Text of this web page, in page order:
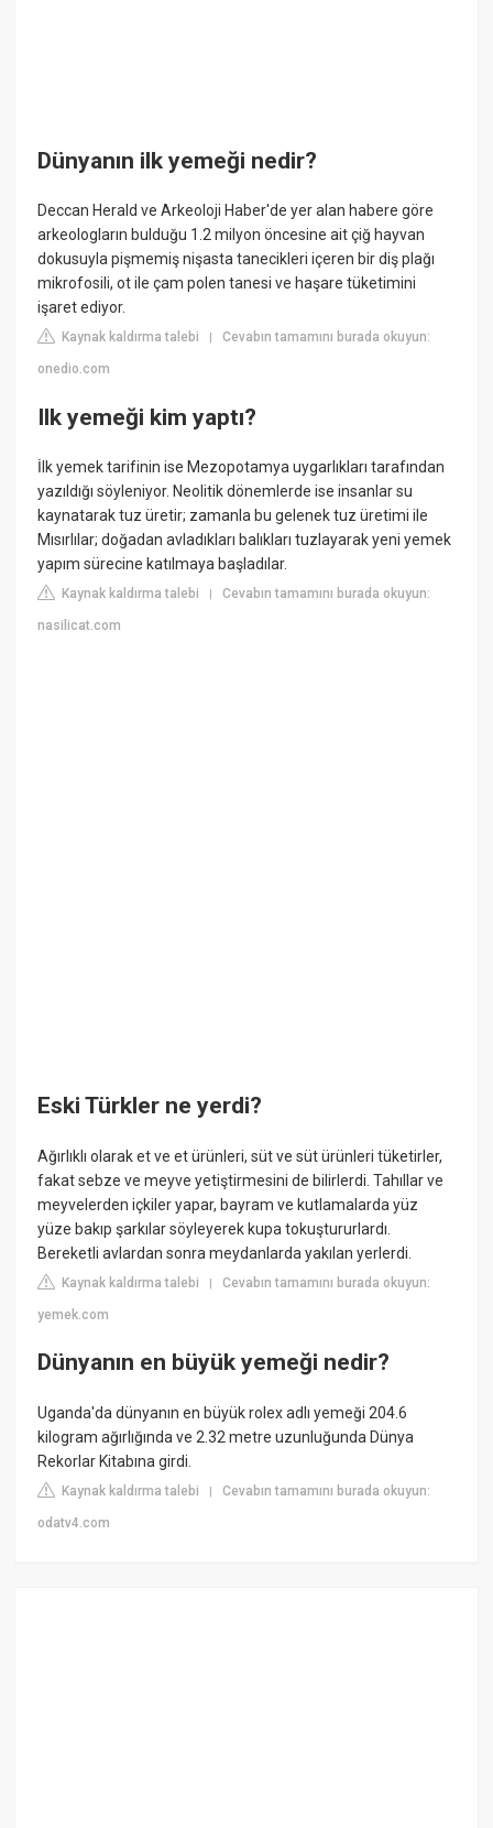
Dünyanın ilk yemeği nedir?
Deccan Herald ve Arkeoloji Haber'de yer alan habere göre
arkeologların bulduğu 1.2 milyon öncesine ait çiğ hayvan
dokusuyla pişmemiş nişasta tanecikleri içeren bir diş plağı
mikrofosili, ot ile çam polen tanesi ve haşare tüketimini
işaret ediyor.
Kaynak kaldırma talebi |Cevabın tamamını burada okuyun:
onedio.com
Ilk yemeği kim yaptı?
İlk yemek tarifinin ise Mezopotamya uygarlıkları tarafından
yazıldığı söyleniyor. Neolitik dönemlerde ise insanlar su
kaynatarak tuz üretir; zamanla bu gelenek tuz üretimi ile
Mısırlılar; doğadan avladıkları balıkları tuzlayarak yeni yemek
yapım sürecine katılmaya başladılar.
Kaynak kaldırma talebi |Cevabın tamamını burada okuyun:
nasilicat.com
Eski Türkler ne yerdi?
Ağırlıklı olarak et ve et ürünleri, süt ve süt ürünleri tüketirler,
fakat sebze ve meyve yetiştirmesini de bilirlerdi. Tahıllar ve
meyvelerden içkiler yapar, bayram ve kutlamalarda yüz
yüze bakıp şarkılar söyleyerek kupa tokuştururlardı.
Bereketli avlardan sonra meydanlarda yakılan yerlerdi.
Kaynak kaldırma talebi |Cevabın tamamını burada okuyun:
yemek.com
Dünyanın en büyük yemeği nedir?
Uganda'da dünyanın en büyük rolex adlı yemeği 204.6
kilogram ağırlığında ve 2.32 metre uzunluğunda Dünya
Rekorlar Kitabına girdi.
Kaynak kaldırma talebi |Cevabın tamamını burada okuyun:
odatv4.com